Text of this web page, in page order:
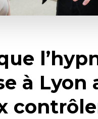
à Lyon